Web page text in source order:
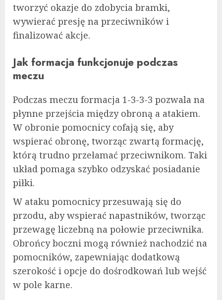
tworzyć okazje do zdobycia bramki,
wywierać presję na przeciwników i
finalizować akcje.
Jak formacja funkcjonuje podczas
meczu
Podczas meczu formacja 1-3-3-3 pozwala na
płynne przejścia między obroną a atakiem.
W obronie pomocnicy cofają się, aby
wspierać obronę, tworząc zwartą formację,
którą trudno przełamać przeciwnikom. Taki
układ pomaga szybko odzyskać posiadanie
piłki.
W ataku pomocnicy przesuwają się do
przodu, aby wspierać napastników, tworząc
przewagę liczebną na połowie przeciwnika.
Obrońcy boczni mogą również nachodzić na
pomocników, zapewniając dodatkową
szerokość i opcje do dośrodkowań lub wejść
w pole karne.